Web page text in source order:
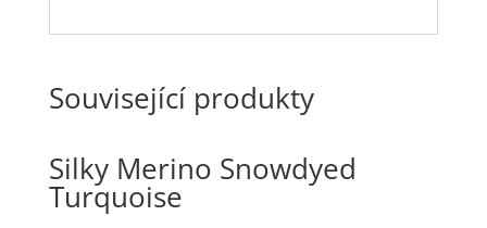
Související produkty
Silky Merino Snowdyed
Turquoise